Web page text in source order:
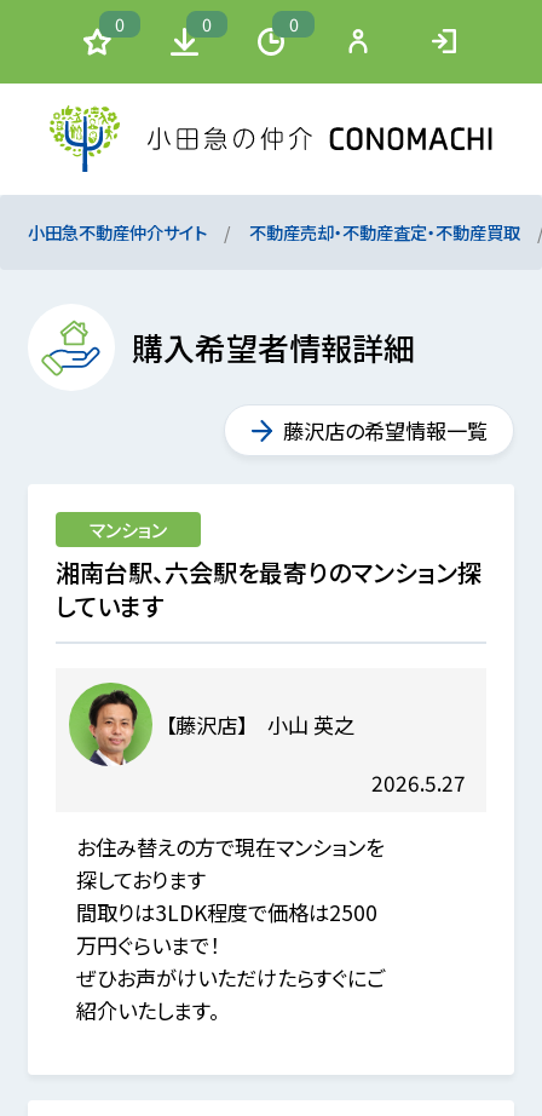
0 0 0
小田急不動産仲介サイト 不動産売却・不動産査定・不動産買取
購入希望者情報詳細
藤沢店の希望情報一覧
マンション
湘南台駅、六会駅を最寄りのマンション探
しています
【藤沢店】 小山 英之
2026.5.27
お住み替えの方で現在マンションを
探しております
間取りは3LDK程度で価格は2500
万円ぐらいまで！
ぜひお声がけいただけたらすぐにご
紹介いたします。